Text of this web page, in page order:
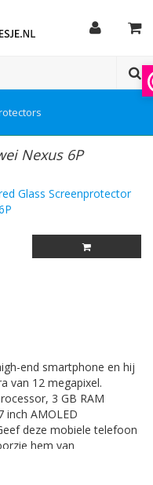
Nexus 6P
Glass Screenprotector
end smartphone en hij
van 12 megapixel.
3 GB RAM
inch AMOLED
deze mobiele telefoon
hem van
zorgeloos met uw